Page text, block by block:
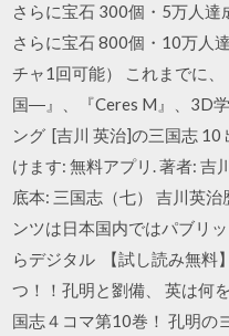
さらに宝石 300個・5万人
さらに宝石 800個・10万人
チャ1回可能） これまでに
国―』、『Ceres M』、3D
ング [吉川 英治]の三国志 10
けます: 無料アプリ. 著者: 吉
底本: 三国志（七） 吉川英
ンツは日本国内ではパブリ
らデジタル 【試し読み無料
つ！！孔明と劉備、 英は何
国志４コマ第10巻！ 孔明の